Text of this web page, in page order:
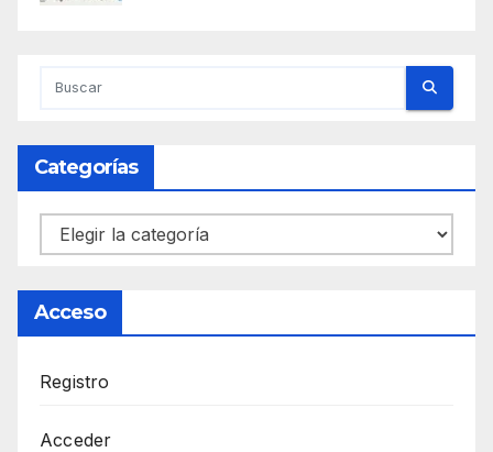
Categorías
Categorías
Acceso
Registro
Acceder